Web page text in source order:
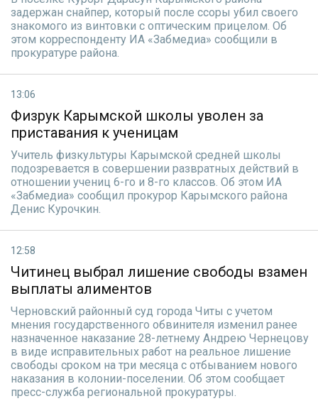
задержан снайпер, который после ссоры убил своего
знакомого из винтовки с оптическим прицелом. Об
этом корреспонденту ИА «Забмедиа» сообщили в
прокуратуре района.
13:06
Физрук Карымской школы уволен за
приставания к ученицам
Учитель физкультуры Карымской средней школы
подозревается в совершении развратных действий в
отношении учениц 6-го и 8-го классов. Об этом ИА
«Забмедиа» сообщил прокурор Карымского района
Денис Курочкин.
12:58
Читинец выбрал лишение свободы взамен
выплаты алиментов
Черновский районный суд города Читы с учетом
мнения государственного обвинителя изменил ранее
назначенное наказание 28-летнему Андрею Чернецову
в виде исправительных работ на реальное лишение
свободы сроком на три месяца с отбыванием нового
наказания в колонии-поселении. Об этом сообщает
пресс-служба региональной прокуратуры.